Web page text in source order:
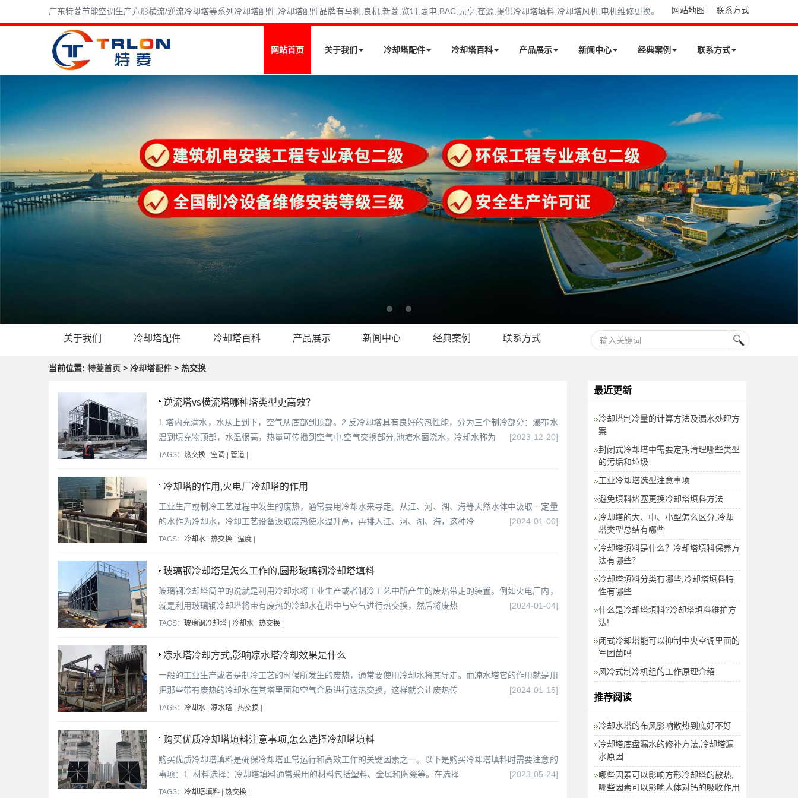
广东特菱节能空调生产方形横流/逆流冷却塔等系列冷却塔配件,冷却塔配件品牌有马利,良机,新菱,览讯,菱电,BAC,元亨,荏源,提供冷却塔填料,冷却塔风机,电机维修更换。 网站地图 联系方式
网站首页 关于我们 冷却塔配件 冷却塔百科 产品展示 新闻中心 经典案例 联系方式
关于我们 冷却塔配件 冷却塔百科 产品展示 新闻中心 经典案例 联系方式
当前位置: 特菱首页 > 冷却塔配件 > 热交换
逆流塔vs横流塔哪种塔类型更高效？
1.塔内充满水，水从上到下，空气从底部到顶部。2.反冷却塔具有良好的热性能，分为三个制冷部分：瀑布水
温到填充物顶部，水温很高，热量可传播到空气中;空气交换部分;池塘水面浇水，冷却水称为
[2023-12-20]
TAGS： 热交换 | 空调 | 管道 |
冷却塔的作用,火电厂冷却塔的作用
工业生产或制冷工艺过程中发生的废热，通常要用冷却水来导走。从江、河、湖、海等天然水体中汲取一定量
的水作为冷却水，冷却工艺设备汲取废热使水温升高，再排入江、河、湖、海，这种冷
[2024-01-06]
TAGS： 冷却水 | 热交换 | 温度 |
玻璃钢冷却塔是怎么工作的,圆形玻璃钢冷却塔填料
玻璃钢冷却塔简单的说就是利用冷却水将工业生产或者制冷工艺中所产生的废热带走的装置。例如火电厂内，
就是利用玻璃钢冷却塔将带有废热的冷却水在塔中与空气进行热交换，然后将废热
[2024-01-04]
TAGS： 玻璃钢冷却塔 | 冷却水 | 热交换 |
凉水塔冷却方式,影响凉水塔冷却效果是什么
一般的工业生产或者是制冷工艺的时候所发生的废热，通常要使用冷却水将其导走。而凉水塔它的作用就是用
把那些带有废热的冷却水在其塔里面和空气介质进行这热交换，这样就会让废热传
[2024-01-15]
TAGS： 冷却水 | 凉水塔 | 热交换 |
购买优质冷却塔填料注意事项,怎么选择冷却塔填料
购买优质冷却塔填料是确保冷却塔正常运行和高效工作的关键因素之一。以下是购买冷却塔填料时需要注意的
事项：1. 材料选择：冷却塔填料通常采用的材料包括塑料、金属和陶瓷等。在选择
[2023-05-24]
TAGS： 冷却塔填料 | 热交换 |
最近更新
冷却塔制冷量的计算方法及漏水处理方
案
封闭式冷却塔中需要定期清理哪些类型
的污垢和垃圾
工业冷却塔选型注意事项
避免填料堵塞更换冷却塔填料方法
冷却塔的大、中、小型怎么区分,冷却
塔类型总结有哪些
冷却塔填料是什么？冷却塔填料保养方
法有哪些？
冷却塔填料分类有哪些,冷却塔填料特
性有哪些
什么是冷却塔填料?冷却塔填料维护方
法!
闭式冷却塔能可以抑制中央空调里面的
军团菌吗
风冷式制冷机组的工作原理介绍
推荐阅读
冷却水塔的布风影响散热到底好不好
冷却塔底盘漏水的修补方法,冷却塔漏
水原因
哪些因素可以影响方形冷却塔的散热,
哪些因素可以影响人体对钙的吸收作用